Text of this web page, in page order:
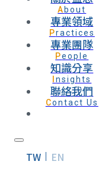
About
專業領域
Practices
專業團隊
People
知識分享
Insights
聯絡我們
Contact Us
TW EN